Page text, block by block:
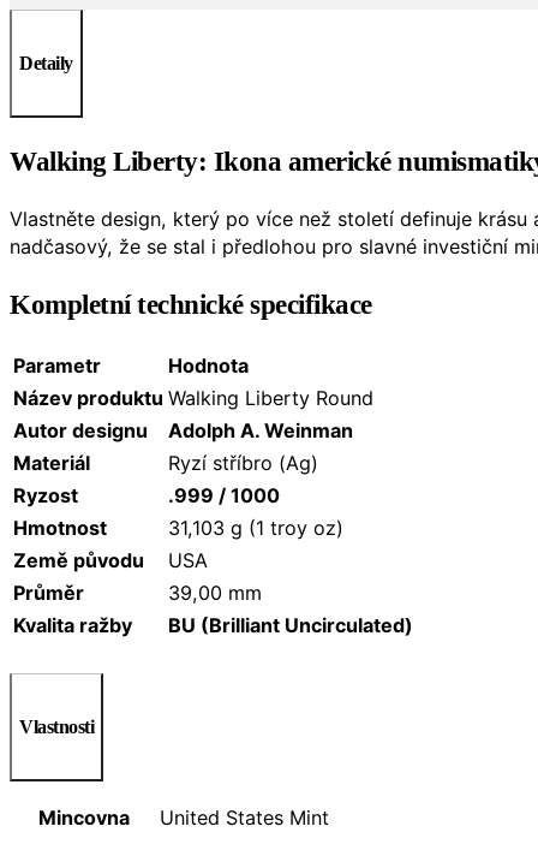
Detaily
Walking Liberty: Ikona americké
Vlastněte design, který po více než století definuje
nadčasový, že se stal i předlohou pro slavné investiční
Kompletní technické specifikace
Parametr
Hodnota
Název produktu Walking Liberty Round
Autor designu
Adolph A. Weinman
Materiál
Ryzí stříbro (Ag)
Ryzost
.999 / 1000
Hmotnost
31,103 g (1 troy oz)
Země původu
USA
Průměr
39,00 mm
Kvalita ražby
BU (Brilliant Uncirculated)
Vlastnosti
Mincovna United States Mint